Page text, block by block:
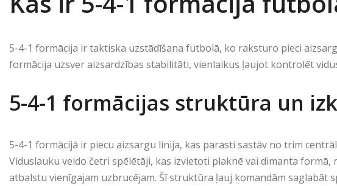
5-4-1 formācija ir taktiska uzstādīšana futbolā, ko raksturo pieci
formācija uzsver aizsardzības stabilitāti, vienlaikus ļaujot kontrolēt
5-4-1 formācijas struktūra un
5-4-1 formācijā ir piecu aizsargu līnija, kas parasti sastāv no trim
Viduslauku veido četri spēlētāji, kas izvietoti plaknē vai dimanta
atbalstu vienīgajam uzbrucējam. Šī struktūra ļauj komandām saglabāt